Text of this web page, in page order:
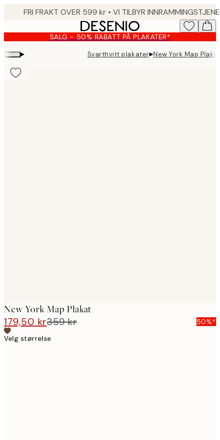
content.
SALG - 50% RABATT PÅ PLAKATER*
▸ Svarthvitt plakater▸New York Map
New York Map Plakat
179,50 kr359 kr
50%*
Velg størrelse